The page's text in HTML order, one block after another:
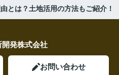
とは？土地活用の方法もご紹介！
発株式会社
お問い合わせ